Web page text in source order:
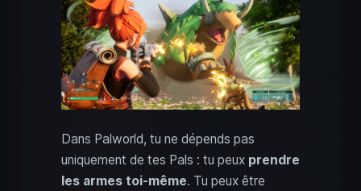
Dans Palworld, tu ne dépends pas
uniquement de tes Pals : tu peux prendre
les armes toi-même. Tu peux être